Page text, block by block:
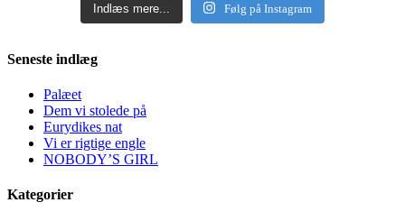
Indlæs mere... Følg på Instagram
Seneste indlæg
Palæet
Dem vi stolede på
Eurydikes nat
Vi er rigtige engle
NOBODY’S GIRL
Kategorier